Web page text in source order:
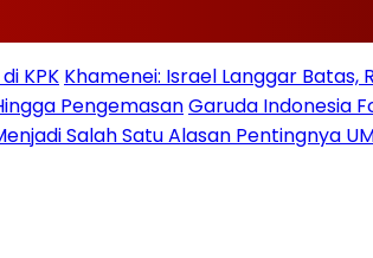
KPK Khamenei: Israel Langgar
PengemasanGaruda Indonesia
Salah Satu Alasan Pentingnya